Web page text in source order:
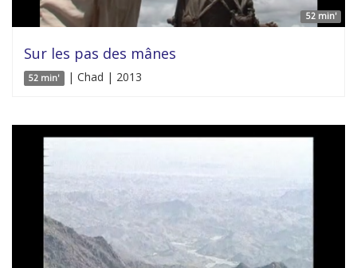
52 min'
Sur les pas des mânes
52 min' | Chad | 2013